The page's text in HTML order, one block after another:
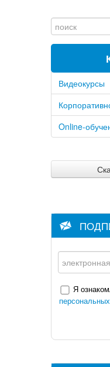
Видеокурсы
Online-
Я